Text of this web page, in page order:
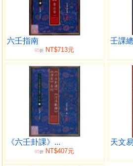
義》、蔣問天《六壬教科書六壬鑰
原》等，再讀本書。
為令此珍稀刻本不致湮沒，特以
印，一以作術數學資料保存珍藏，一
本書特色
● 六壬必讀經典、術數古籍珍本
●成書至今三百多年間，影響極
●歷來六壬之書，所載占驗課案俱
125則, 益見本書珍貴之處。
●指南捷徑，無踰於此。此蓋迷津
●本書坊間流通的版本只有錯訛極
六壬指南
95折 NT$713元
壬課
《六壬卦課》...
95折 NT$407元
天文